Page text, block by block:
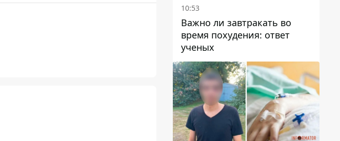
10:53
Важно ли завтракать во
время похудения: ответ
ученых